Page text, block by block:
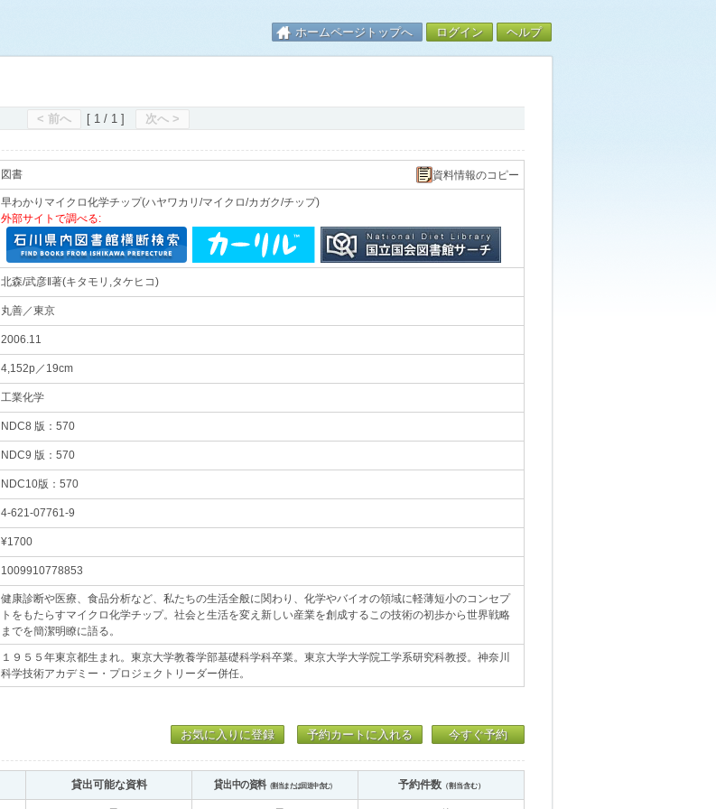
ホームページトップへ ログイン ヘルプ
< 前へ [ 1 / 1 ] 次へ >
図書 資料情報のコピー
早わかりマイクロ化学チップ(ハヤワカリ/マイクロ/カガク/チップ)
外部サイトで調べる:
北森/武彦‖著(キタモリ,タケヒコ)
丸善／東京
2006.11
4,152p／19cm
工業化学
NDC8 版：570
NDC9 版：570
NDC10版：570
4-621-07761-9
¥1700
1009910778853
健康診断や医療、食品分析など、私たちの生活全般に関わり、化学やバイオの領域に軽薄短小のコンセプ
トをもたらすマイクロ化学チップ。社会と生活を変え新しい産業を創成するこの技術の初歩から世界戦略
までを簡潔明瞭に語る。
１９５５年東京都生まれ。東京大学教養学部基礎科学科卒業。東京大学大学院工学系研究科教授。神奈川
科学技術アカデミー・プロジェクトリーダー併任。
お気に入りに登録 予約カートに入れる 今すぐ予約
貸出可能な資料 貸出中の資料（割当または回送中含む） 予約件数（割当含む）